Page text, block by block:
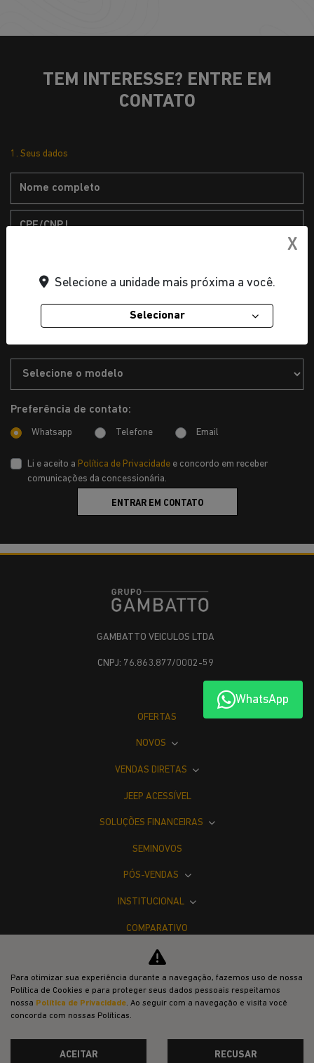
TEM INTERESSE? ENTRE EM
CONTATO
1. Seus dados
Preferência de contato:
Whatsapp Telefone Email
Li e aceito a Política de Privacidade e concordo em receber
comunicações da concessionária.
ENTRAR EM CONTATO
WhatsApp
GAMBATTO VEICULOS LTDA
CNPJ: 76.863.877/0002-59
OFERTAS
NOVOS
VENDAS DIRETAS
JEEP ACESSÍVEL
SOLUÇÕES FINANCEIRAS
SEMINOVOS
PÓS-VENDAS
INSTITUCIONAL
COMPARATIVO
Desacelere. Seu bem maior é a vida.
X
Selecione a unidade mais próxima a você.
Selecionar
Para otimizar sua experiência durante a navegação, fazemos uso de nossa
Política de Cookies e para proteger seus dados pessoais respeitamos
nossa Política de Privacidade. Ao seguir com a navegação e visita você
concorda com nossas Políticas.
ACEITAR RECUSAR